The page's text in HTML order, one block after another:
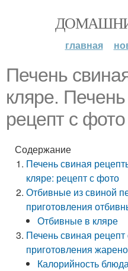
главная
Печень
кляре.
рецепт с фото
Содержание
Печень свиная
кляре: рецепт с фото
Отбивные из свиной
приготовления
Отбивные в кляре
Печень свиная
приготовления
Калорийность